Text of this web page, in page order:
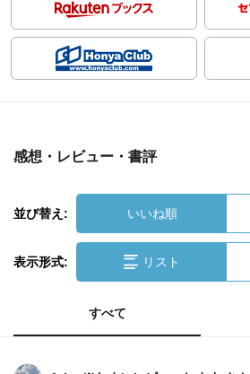
感想・レビュー・書評
並び替え: いいね順
表示形式: リスト
すべて